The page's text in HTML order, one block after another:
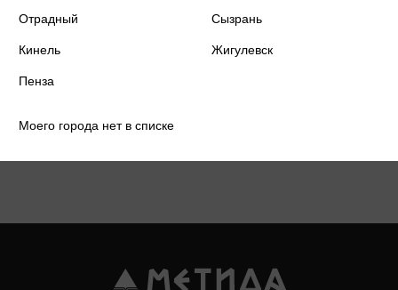
Подробнее о дисконтной карте
Отрадный Сызрань
Кинель Жигулевск
Пенза
Моего города нет в списке